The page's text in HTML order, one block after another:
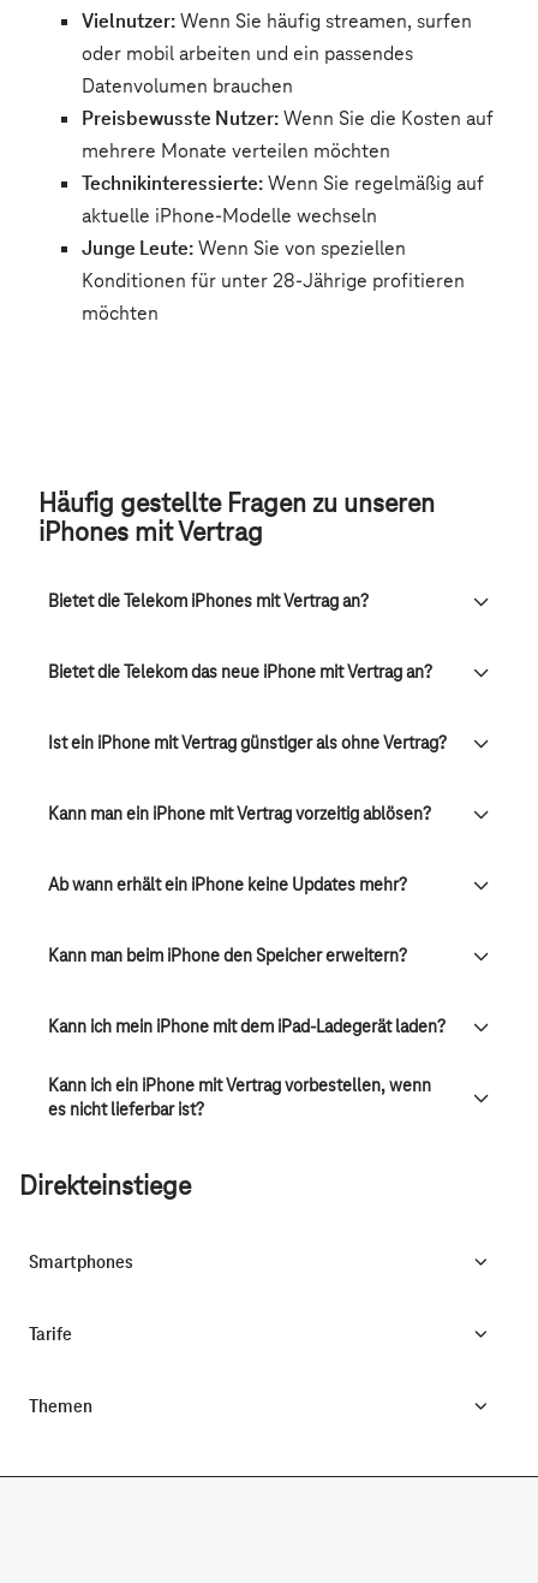
Häufig gestellte Fragen zu unseren
iPhones mit Vertrag
Bietet die Telekom iPhones mit Vertrag an?
Bietet die Telekom das neue iPhone mit Vertrag an?
Ist ein iPhone mit Vertrag günstiger als ohne Vertrag?
Kann man ein iPhone mit Vertrag vorzeitig ablösen?
Ab wann erhält ein iPhone keine Updates mehr?
Kann man beim iPhone den Speicher erweitern?
Kann ich mein iPhone mit dem iPad-Ladegerät laden?
Kann ich ein iPhone mit Vertrag vorbestellen, wenn
es nicht lieferbar ist?
Direkteinstiege
Smartphones
Tarife
Themen